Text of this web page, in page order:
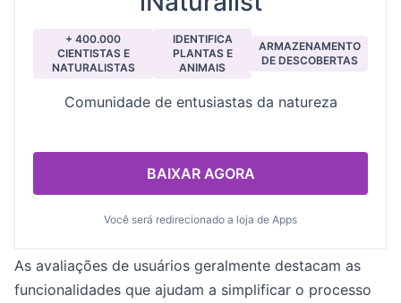
+ 400.000
CIENTISTAS E
NATURALISTAS
IDENTIFICA
PLANTAS E
ANIMAIS
ARMAZENAMENTO
DE DESCOBERTAS
Comunidade de entusiastas da natureza
BAIXAR AGORA
Você será redirecionado a loja de Apps
As avaliações de usuários geralmente destacam as
funcionalidades que ajudam a simplificar o processo